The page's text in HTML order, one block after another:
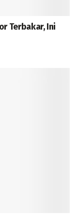
Terbakar, Ini